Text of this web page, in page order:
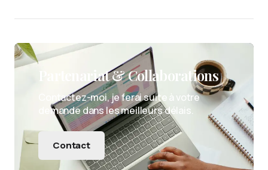
Partenariat & Collaborations
Contactez-moi, je ferai suite à votre
demande dans les meilleurs délais.
Contact